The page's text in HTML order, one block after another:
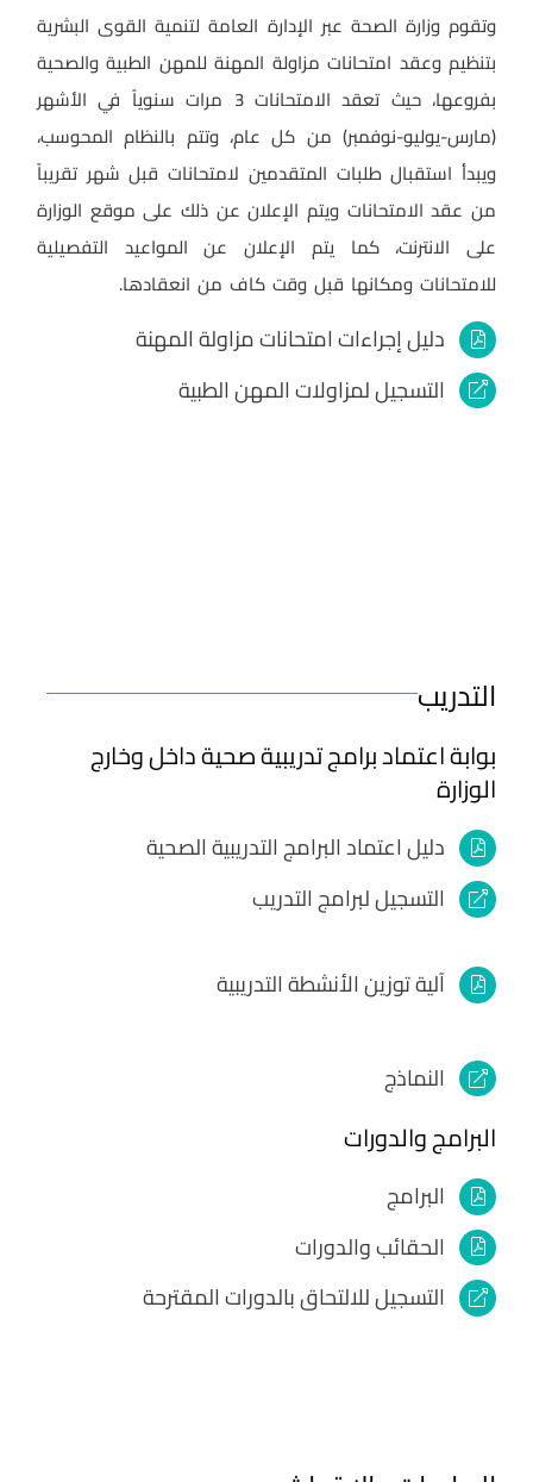
وتقوم وزارة الصحة عبر الإدارة العامة لتنمية القوى البشرية
بتنظيم وعقد امتحانات مزاولة المهنة للمهن الطبية والصحية
بفروعها، حيث تعقد الامتحانات 3 مرات سنوياً في الأشهر
(مارس-يوليو-نوفمبر) من كل عام، وتتم بالنظام المحوسب،
ويبدأ استقبال طلبات المتقدمين لامتحانات قبل شهر تقريباً
من عقد الامتحانات ويتم الإعلان عن ذلك على موقع الوزارة
على الانترنت، كما يتم الإعلان عن المواعيد التفصيلية
للامتحانات ومكانها قبل وقت كاف من انعقادها.
دليل إجراءات امتحانات مزاولة المهنة
التسجيل لمزاولات المهن الطبية
التدريب
بوابة اعتماد برامج تدريبية صحية داخل وخارج
الوزارة
دليل اعتماد البرامج التدريبية الصحية
التسجيل لبرامج التدريب
آلية توزين الأنشطة التدريبية
النماذج
البرامج والدورات
البرامج
الحقائب والدورات
التسجيل للالتحاق بالدورات المقترحة